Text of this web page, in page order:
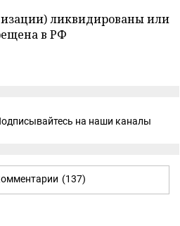
ликвидированы или
в РФ
на наши каналы
(137)